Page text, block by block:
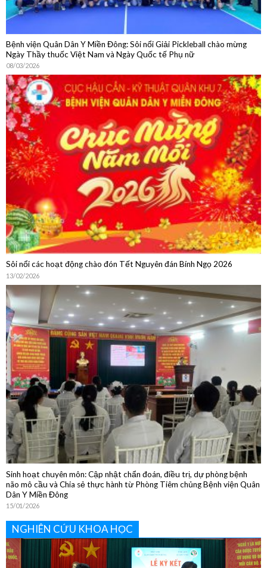
Bệnh viện Quân Dân Y Miền Đông: Sôi nổi Giải Pickleball chào mừng
Ngày Thầy thuốc Việt Nam và Ngày Quốc tế Phụ nữ
08/03/2026
Sôi nổi các hoạt động chào đón Tết Nguyên đán Bính Ngọ 2026
13/02/2026
Sinh hoạt chuyên môn: Cập nhật chẩn đoán, điều trị, dự phòng bệnh
não mô cầu và Chia sẻ thực hành từ Phòng Tiêm chủng Bệnh viện Quân
Dân Y Miền Đông
15/01/2026
NGHIÊN CỨU KHOA HỌC